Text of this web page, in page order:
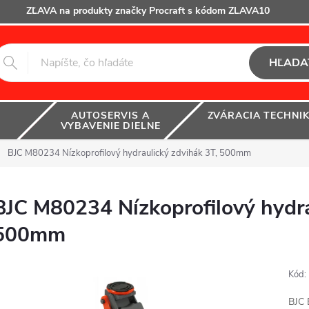
ZĽAVA na produkty značky Procraft s kódom ZLAVA10
AUTOSERVIS A
VYBAVENIE DIELNE
ZVÁRACIA
BJC M80234 Nízkoprofilový hydraulický zdvihák 3T, 500mm
M80234 Nízkoprofilový
Kód: